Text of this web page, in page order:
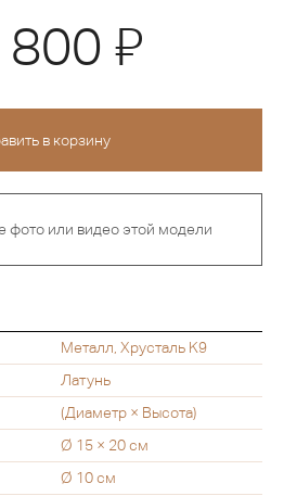
800 Я
фото или видео этой модели
Металл, Хрусталь K9
Латунь
(Диаметр × Высота)
Ø 15 × 20 см
Ø 10 см